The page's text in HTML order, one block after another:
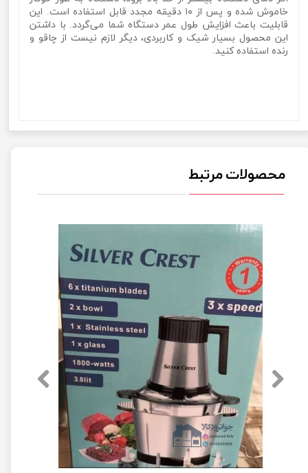
خاموش شده و پس از ۱۰ دقیقه مجدد قابل استفاده است. این
قابلیت باعث افزایش طول عمر دستگاه شما می‌گردد. با داشتن
این محصول بسیار شیک و کاربردی، دیگر لازم نیست از چاقو و
رنده استفاده کنید.
محصولات مرتبط